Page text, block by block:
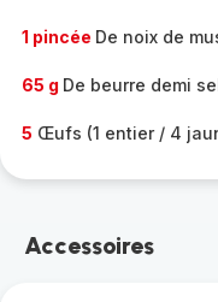
1 pincée De noix de
65 g De beurre demi
5 Œufs (1 entier / 4
Accessoires